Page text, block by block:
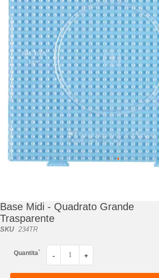
di
immagini
galleria
di
immagini
Base Midi - Quadrato Grande
Trasparente
SKU 234TR
Quantita` - +